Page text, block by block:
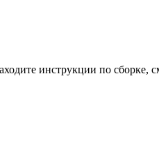
инструкции по сборке,